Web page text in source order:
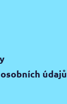
údajů